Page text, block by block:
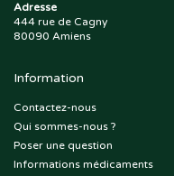
Adresse
444 rue de Cagny
80090 Amiens
Information
Contactez-nous
Qui sommes-nous ?
Poser une question
Informations médicaments